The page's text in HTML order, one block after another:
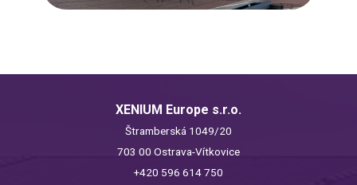
XENIUM Europe s.r.o.
Štramberská 1049/20
703 00 Ostrava-Vítkovice
+420 596 614 750